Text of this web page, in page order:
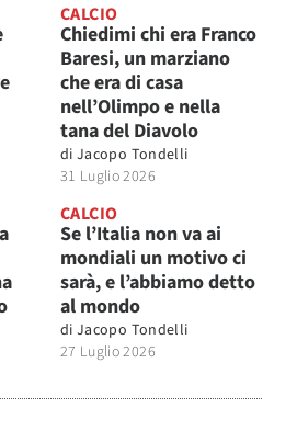
CALCIO
Chiedimi chi era Franco
Baresi, un marziano
che era di casa
nell’Olimpo e nella
tana del Diavolo
di Jacopo Tondelli
31 Luglio 2026
CALCIO
Se l’Italia non va ai
mondiali un motivo ci
sarà, e l’abbiamo detto
al mondo
di Jacopo Tondelli
27 Luglio 2026